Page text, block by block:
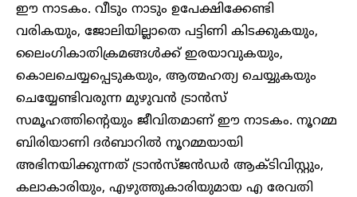
ഈ നാടകം. വീടും നാടും ഉപേക്ഷിക്കേണ്ടി
വരികയും, ജോലിയില്ലാതെ പട്ടിണി കിടക്കുകയും,
ലൈംഗികാതിക്രമങ്ങൾക്ക് ഇരയാവുകയും,
കൊലചെയ്യപ്പെടുകയും, ആത്മഹത്യ ചെയ്യുകയും
ചെയ്യേണ്ടിവരുന്ന മുഴുവൻ ട്രാൻസ്
സമൂഹത്തിന്റെയും ജീവിതമാണ് ഈ നാടകം. നൂറമ്മ
ബിരിയാണി ദർബാറിൽ നൂറമ്മയായി
അഭിനയിക്കുന്നത് ട്രാൻസ്‍ജൻഡർ ആക്ടിവിസ്റ്റും,
കലാകാരിയും, എഴുത്തുകാരിയുമായ എ രേവതി